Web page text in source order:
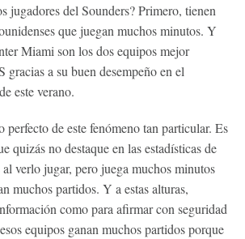
jugadores del Sounders? Primero, tienen
que juegan muchos minutos. Y
Miami son los dos equipos mejor
a su buen desempeño en el
este verano.
perfecto de este fenómeno tan particular. Es
quizás no destaque en las estadísticas de
verlo jugar, pero juega muchos minutos
muchos partidos. Y a estas alturas,
como para afirmar con seguridad
equipos ganan muchos partidos porque